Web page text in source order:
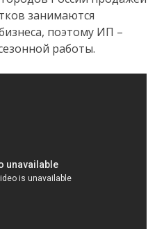
занимаются
поэтому ИП –
работы.